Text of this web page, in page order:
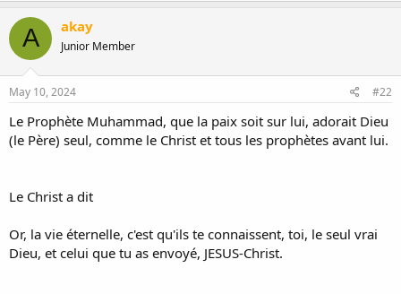
A akay
Junior Member
May 10, 2024 #22
Le Prophète Muhammad, que la paix soit sur lui, adorait Dieu
(le Père) seul, comme le Christ et tous les prophètes avant lui.
Le Christ a dit
Or, la vie éternelle, c'est qu'ils te connaissent, toi, le seul vrai
Dieu, et celui que tu as envoyé, JESUS-Christ.